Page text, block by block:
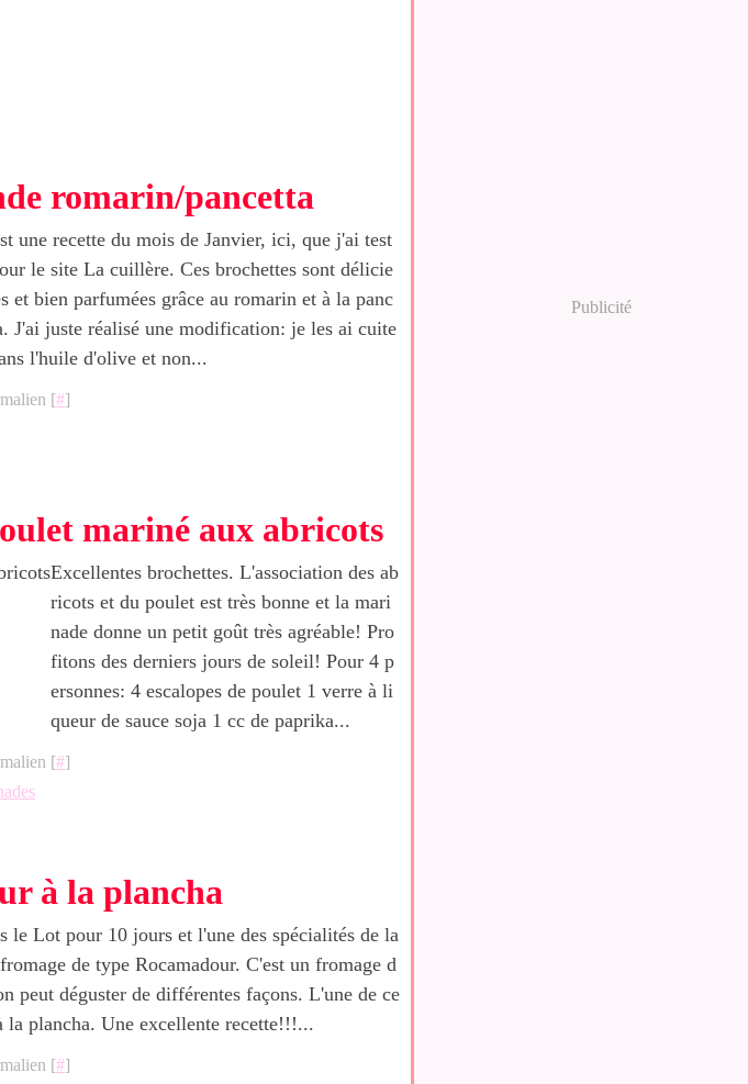
romarin/pancetta
une recette du mois de Janvier, ici, que j'ai test
le site La cuillère. Ces brochettes sont délicie
et bien parfumées grâce au romarin et à la panc
J'ai juste réalisé une modification: je les ai cuite
l'huile d'olive et non...
[#]
mariné aux abricots
Excellentes brochettes. L'association des ab
ricots et du poulet est très bonne et la mari
nade donne un petit goût très agréable! Pro
fitons des derniers jours de soleil! Pour 4 p
ersonnes: 4 escalopes de poulet 1 verre à li
queur de sauce soja 1 cc de paprika...
[#]
à la plancha
le Lot pour 10 jours et l'une des spécialités de la
de type Rocamadour. C'est un fromage d
peut déguster de différentes façons. L'une de ce
la plancha. Une excellente recette!!!...
[#]
Publicité